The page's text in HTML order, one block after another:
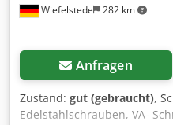
Wiefelstede 282 km
Anfragen
Zustand: gut (gebraucht),
Edelstahlschrauben, VA-